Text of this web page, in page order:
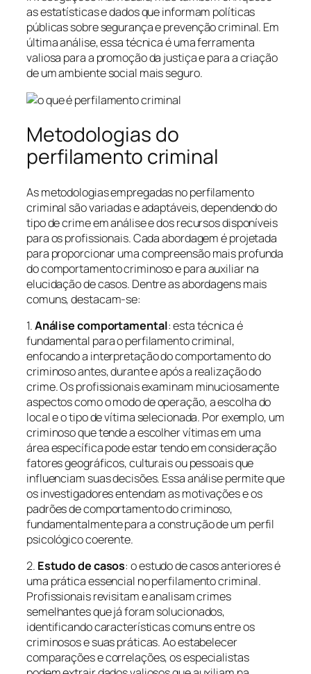
as estatísticas e dados que informam políticas
públicas sobre segurança e prevenção criminal. Em
última análise, essa técnica é uma ferramenta
valiosa para a promoção da justiça e para a criação
de um ambiente social mais seguro.
Metodologias do
perfilamento criminal
As metodologias empregadas no perfilamento
criminal são variadas e adaptáveis, dependendo do
tipo de crime em análise e dos recursos disponíveis
para os profissionais. Cada abordagem é projetada
para proporcionar uma compreensão mais profunda
do comportamento criminoso e para auxiliar na
elucidação de casos. Dentre as abordagens mais
comuns, destacam-se:
1.Análise comportamental: esta técnica é
fundamental para o perfilamento criminal,
enfocando a interpretação do comportamento do
criminoso antes, durante e após a realização do
crime. Os profissionais examinam minuciosamente
aspectos como o modo de operação, a escolha do
local e o tipo de vítima selecionada. Por exemplo, um
criminoso que tende a escolher vítimas em uma
área específica pode estar tendo em consideração
fatores geográficos, culturais ou pessoais que
influenciam suas decisões. Essa análise permite que
os investigadores entendam as motivações e os
padrões de comportamento do criminoso,
fundamentalmente para a construção de um perfil
psicológico coerente.
2. Estudo de casos: o estudo de casos anteriores é
uma prática essencial no perfilamento criminal.
Profissionais revisitam e analisam crimes
semelhantes que já foram solucionados,
identificando características comuns entre os
criminosos e suas práticas. Ao estabelecer
comparações e correlações, os especialistas